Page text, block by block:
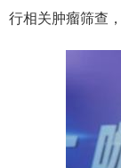
行相关肿瘤筛查